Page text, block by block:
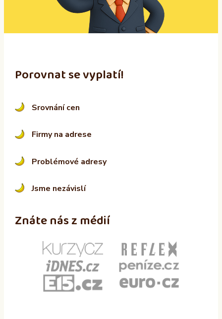
:
Porovnat se vyplatí!
Srovnání cen
Firmy na adrese
Problémové adresy
Jsme nezávislí
Znáte nás z médií